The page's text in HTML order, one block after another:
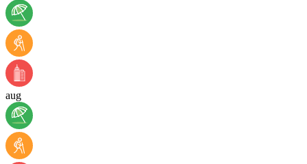
aug